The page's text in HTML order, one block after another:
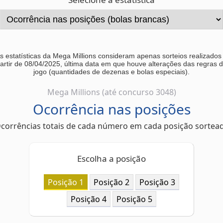
estatísticas da Mega Millions consideram apenas sorteios realizados
de 08/04/2025, última data em que houve alterações das regras
jogo (quantidades de dezenas e bolas especiais).
Mega Millions (até concurso 3048)
Ocorrência nas posições
totais de cada número em cada posição
Escolha a posição
Posição 1 Posição 2
Posição 3
Posição 4
Posição 5